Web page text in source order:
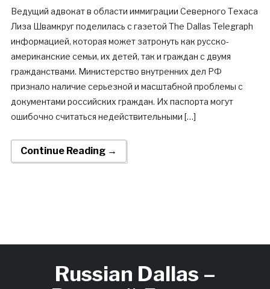
Ведущий адвокат в области иммиграции Северного Техаса
Лиза Швамкруг поделилась с газетой The Dallas Telegraph
информацией, которая может затронуть как русско-
американские семьи, их детей, так и граждан с двумя
гражданствами. Министерство внутренних дел РФ
признало наличие серьезной и масштабной проблемы с
документами российских граждан. Их паспорта могут
ошибочно считаться недействительными […]
Continue Reading →
Russian Dallas –